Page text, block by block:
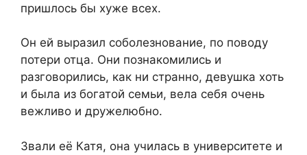
пришлось бы хуже всех.
Он ей выразил соболезнование, по поводу
потери отца. Они познакомились и
разговорились, как ни странно, девушка хоть
и была из богатой семьи, вела себя очень
вежливо и дружелюбно.
Звали её Катя, она училась в университете и